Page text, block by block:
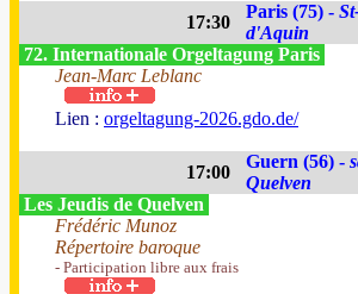
17:30
Paris (75) -
d'Aquin
72. Internationale Orgeltagung Paris
Jean-Marc Leblanc
Lien : orgeltagung-2026.gdo.de/
17:00
Guern (56) -
Quelven
Les Jeudis de Quelven
Frédéric Munoz
Répertoire baroque
- Participation libre aux frais